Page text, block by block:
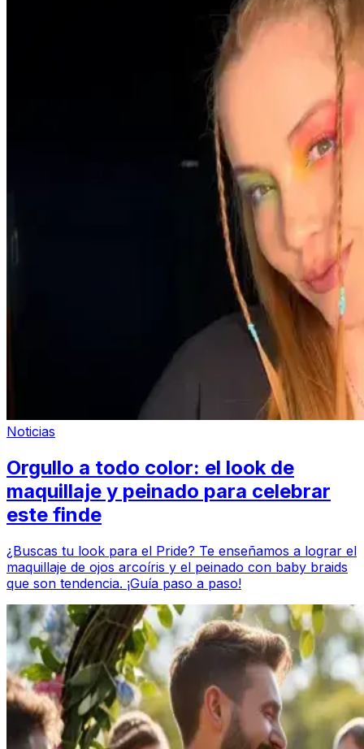
Noticias
Orgullo a todo color: el look de
maquillaje y peinado para celebrar
este finde
¿Buscas tu look para el Pride? Te enseñamos a lograr el
maquillaje de ojos arcoíris y el peinado con baby braids
que son tendencia. ¡Guía paso a paso!